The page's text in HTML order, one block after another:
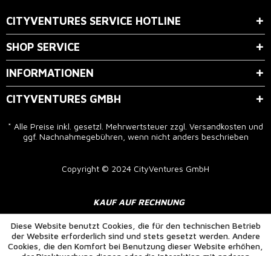
CITYVENTURES SERVICE HOTLINE
SHOP SERVICE
INFORMATIONEN
CITYVENTURES GMBH
* Alle Preise inkl. gesetzl. Mehrwertsteuer zzgl. Versandkosten und
ggf. Nachnahmegebühren, wenn nicht anders beschrieben
Copyright © 2024 CityVentures GmbH
KAUF AUF RECHNUNG
Diese Website benutzt Cookies, die für den technischen Betrieb
der Website erforderlich sind und stets gesetzt werden. Andere
Cookies, die den Komfort bei Benutzung dieser Website erhöhen,